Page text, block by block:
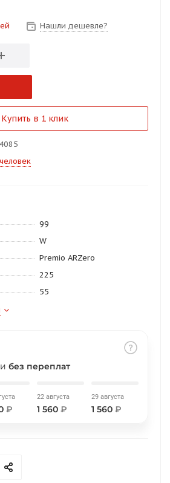
Нашли дешевле?
Купить в 1 клик
99
W
Premio ARZero
225
55
без переплат
₽
22 августа
1 560 ₽
29 августа
1 560 ₽
% будут
2 недели
plait.ru